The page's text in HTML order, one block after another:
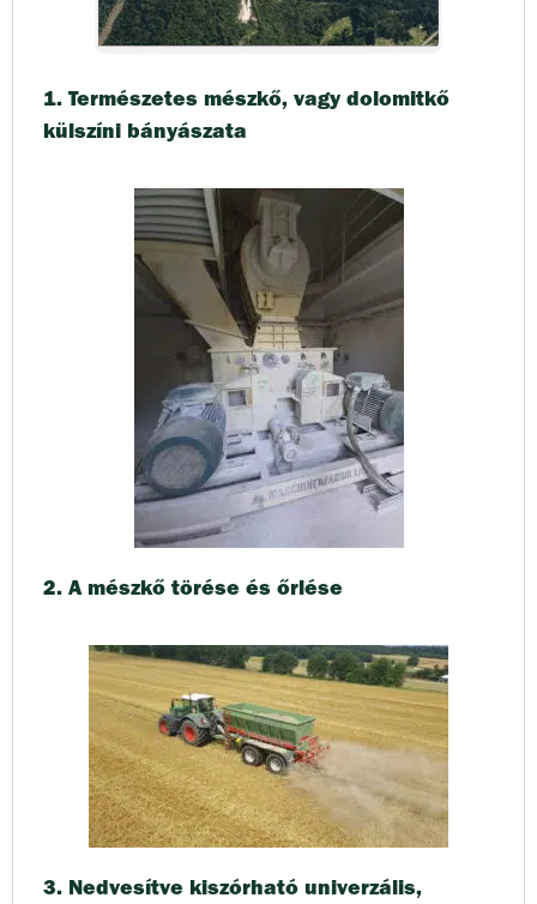
1. Természetes mészkő, vagy dolomitkő
külszíni bányászata
2. A mészkő törése és őrlése
3. Nedvesítve kiszórható univerzális,